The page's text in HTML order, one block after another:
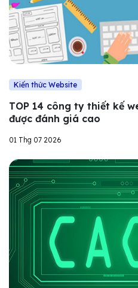
Kiến thức Website
TOP 14 công ty thiết kế
được đánh giá cao
01 Thg 07 2026